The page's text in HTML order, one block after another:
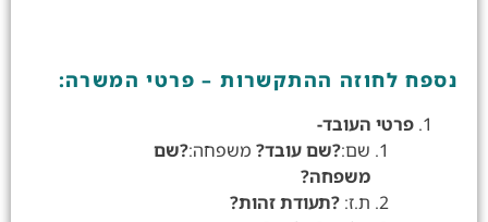
נספח לחוזה ההתקשרות – פרטי המשרה:
פרטי העובד-
שם:?שם עובד? משפחה:?שם
משפחה?
ת.ז: ?תעודת זהות?